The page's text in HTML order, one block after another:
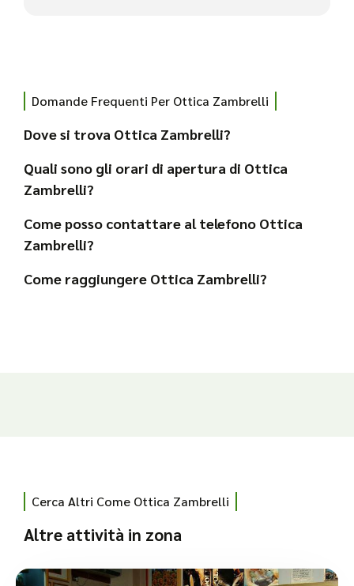
Domande Frequenti Per Ottica Zambrelli
Dove si trova Ottica Zambrelli?
Quali sono gli orari di apertura di Ottica
Zambrelli?
Come posso contattare al telefono Ottica
Zambrelli?
Come raggiungere Ottica Zambrelli?
Cerca Altri Come Ottica Zambrelli
Altre attività in zona